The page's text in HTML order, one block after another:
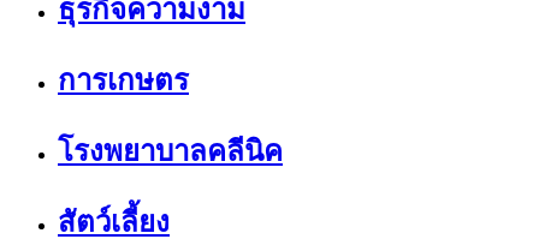
ธุรกิจความงาม
การเกษตร
โรงพยาบาลคลีนิค
สัตว์เลี้ยง